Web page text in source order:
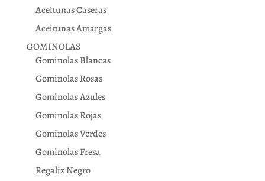
Aceitunas Caseras
Aceitunas Amargas
GOMINOLAS
Gominolas Blancas
Gominolas Rosas
Gominolas Azules
Gominolas Rojas
Gominolas Verdes
Gominolas Fresa
Regaliz Negro